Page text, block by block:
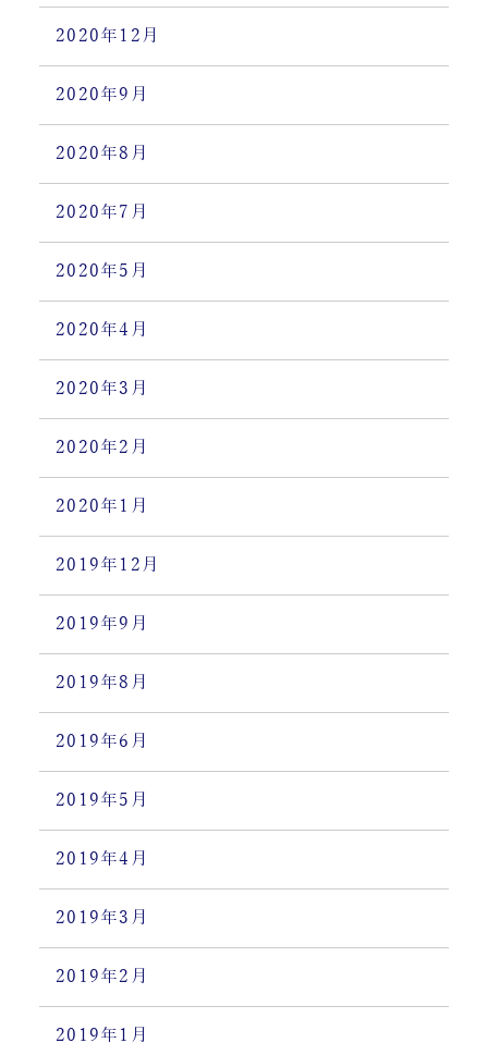
2020年12月
2020年9月
2020年8月
2020年7月
2020年5月
2020年4月
2020年3月
2020年2月
2020年1月
2019年12月
2019年9月
2019年8月
2019年6月
2019年5月
2019年4月
2019年3月
2019年2月
2019年1月